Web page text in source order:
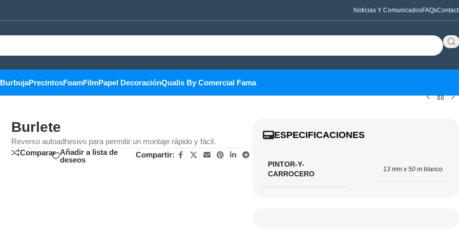
Noticias Y ComunicadosFAQs
BurbujaPrecintosFoamFilmPapel DecoraciónQualis By Comercial Fama
Burlete
Reverso autoadhesivo para permitir un montaje rápido y fácil.
Comparar Añadir a lista de
deseos
Compartir:
ESPECIFICACIONES
PINTOR-Y-
CARROCERO
13 mm x 50 m blanco